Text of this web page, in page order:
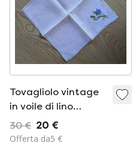
Tovagliolo vintage
in voile di lino
ricamato a mano -
Fiore blu
30 € 20 €
Offerta da5 €